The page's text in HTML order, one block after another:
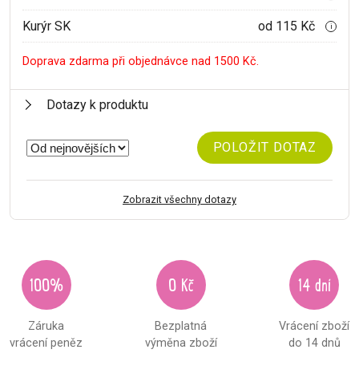
Kurýr SK od 115 Kč i
Doprava zdarma při objednávce nad 1500 Kč.
Dotazy k produktu
POLOŽIT DOTAZ
Zobrazit všechny dotazy
100%
Záruka
vrácení peněz
0 Kč
Bezplatná
výměna zboží
14 dní
Vrácení zboží
do 14 dnů